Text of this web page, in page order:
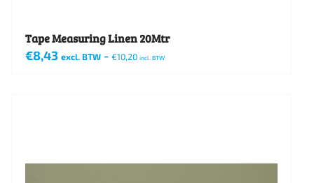
Tape Measuring Linen 20Mtr
€8,43 excl. BTW - €10,20 incl. BTW